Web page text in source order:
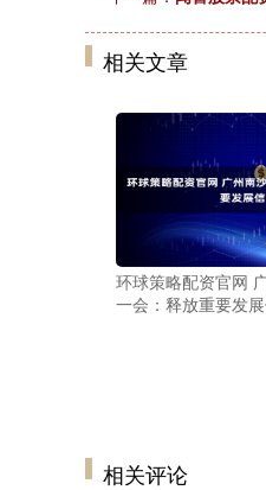
相关文章
环球策略配资官网
一会：释放重要发
相关评论